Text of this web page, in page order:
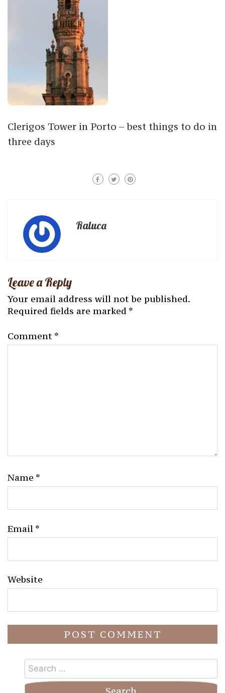
Clerigos Tower in Porto – best things to do in
three days
Raluca
Leave a Reply
Your email address will not be published.
Required fields are marked *
Comment *
Name *
Email *
Website
Search
for: